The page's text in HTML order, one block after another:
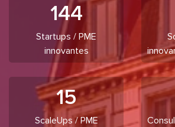
144
Startups / PME
innovantes
15
ScaleUps / PME